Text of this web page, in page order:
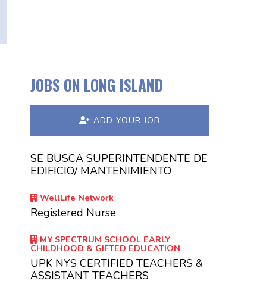
JOBS ON LONG ISLAND
ADD YOUR JOB
SE BUSCA SUPERINTENDENTE DE
EDIFICIO/ MANTENIMIENTO
WellLife Network
Registered Nurse
MY SPECTRUM SCHOOL EARLY
CHILDHOOD & GIFTED EDUCATION
UPK NYS CERTIFIED TEACHERS &
ASSISTANT TEACHERS